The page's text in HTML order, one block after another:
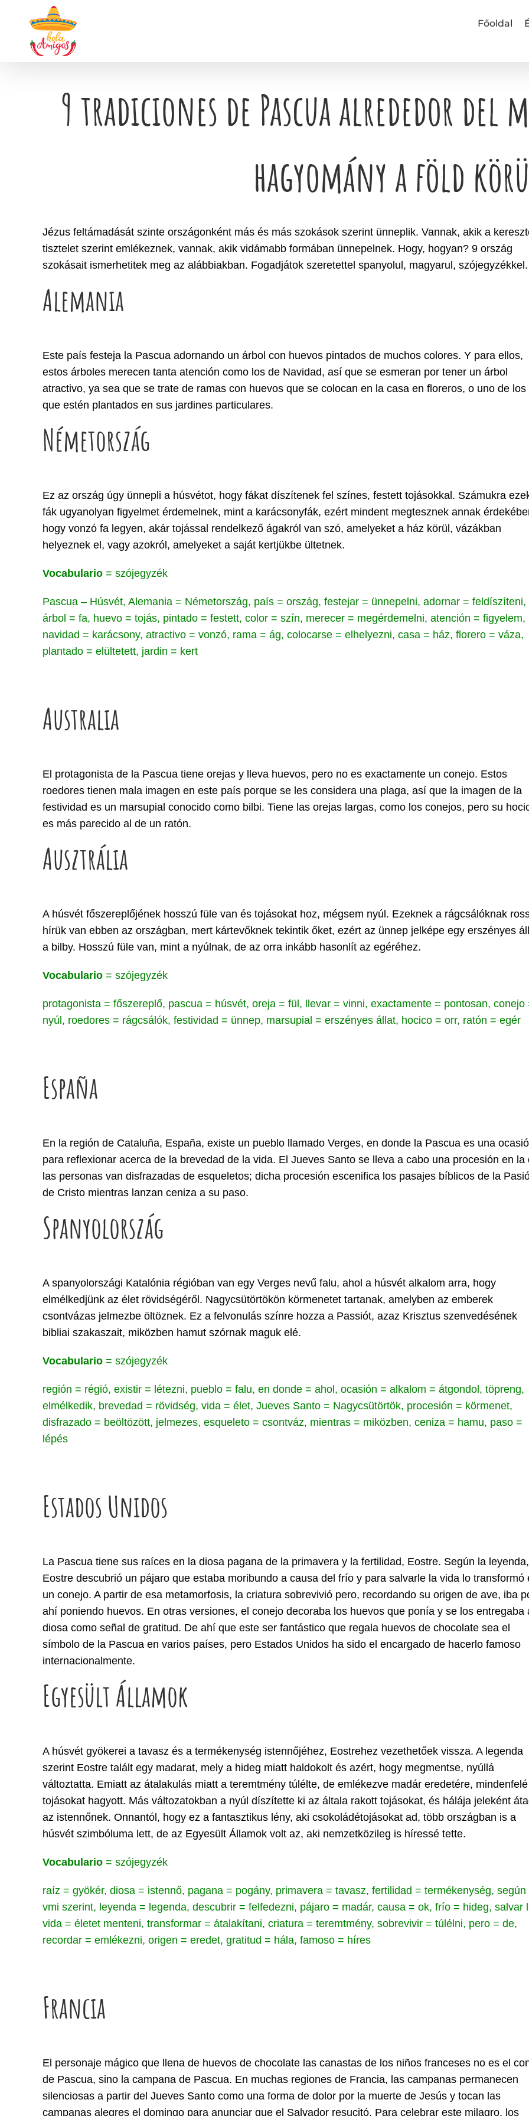
Főoldal
9 tradiciones de Pascua alrededor del
hagyomány a föld
Jézus feltámadását szinte országonként más és más szokások szerint ünneplik. Vannak, akik a
tisztelet szerint emlékeznek, vannak, akik vidámabb formában ünnepelnek. Hogy, hogyan? 9 ország
szokásait ismerhetitek meg az alábbiakban. Fogadjátok szeretettel spanyolul, magyarul, szójegyzékkel.
Alemania
Este país festeja la Pascua adornando un árbol con huevos pintados de muchos colores. Y para ellos,
estos árboles merecen tanta atención como los de Navidad, así que se esmeran por tener un árbol
atractivo, ya sea que se trate de ramas con huevos que se colocan en la casa en floreros, o uno de los
que estén plantados en sus jardines particulares.
Németország
Ez az ország úgy ünnepli a húsvétot, hogy fákat díszítenek fel színes, festett tojásokkal. Számukra
fák ugyanolyan figyelmet érdemelnek, mint a karácsonyfák, ezért mindent megtesznek annak
hogy vonzó fa legyen, akár tojással rendelkező ágakról van szó, amelyeket a ház körül, vázákban
helyeznek el, vagy azokról, amelyeket a saját kertjükbe ültetnek.
Vocabulario = szójegyzék
Pascua – Húsvét, Alemania = Németország, país = ország, festejar = ünnepelni, adornar = feldíszíteni,
árbol = fa, huevo = tojás, pintado = festett, color = szín, merecer = megérdemelni, atención = figyelem,
navidad = karácsony, atractivo = vonzó, rama = ág, colocarse = elhelyezni, casa = ház, florero = váza,
plantado = elültetett, jardin = kert
Australia
El protagonista de la Pascua tiene orejas y lleva huevos, pero no es exactamente un conejo. Estos
roedores tienen mala imagen en este país porque se les considera una plaga, así que la imagen de la
festividad es un marsupial conocido como bilbi. Tiene las orejas largas, como los conejos, pero su
es más parecido al de un ratón.
Ausztrália
A húsvét főszereplőjének hosszú füle van és tojásokat hoz, mégsem nyúl. Ezeknek a rágcsálóknak
hírük van ebben az országban, mert kártevőknek tekintik őket, ezért az ünnep jelképe egy erszényes
a bilby. Hosszú füle van, mint a nyúlnak, de az orra inkább hasonlít az egéréhez.
Vocabulario = szójegyzék
protagonista = főszereplő, pascua = húsvét, oreja = fül, llevar = vinni, exactamente = pontosan, conejo
nyúl, roedores = rágcsálók, festividad = ünnep, marsupial = erszényes állat, hocico = orr, ratón = egér
España
En la región de Cataluña, España, existe un pueblo llamado Verges, en donde la Pascua es una
para reflexionar acerca de la brevedad de la vida. El Jueves Santo se lleva a cabo una procesión en la
las personas van disfrazadas de esqueletos; dicha procesión escenifica los pasajes bíblicos de la
de Cristo mientras lanzan ceniza a su paso.
Spanyolország
A spanyolországi Katalónia régióban van egy Verges nevű falu, ahol a húsvét alkalom arra, hogy
elmélkedjünk az élet rövidségéről. Nagycsütörtökön körmenetet tartanak, amelyben az emberek
csontvázas jelmezbe öltöznek. Ez a felvonulás színre hozza a Passiót, azaz Krisztus szenvedésének
bibliai szakaszait, miközben hamut szórnak maguk elé.
Vocabulario = szójegyzék
región = régió, existir = létezni, pueblo = falu, en donde = ahol, ocasión = alkalom = átgondol, töpreng,
elmélkedik, brevedad = rövidség, vida = élet, Jueves Santo = Nagycsütörtök, procesión = körmenet,
disfrazado = beöltözött, jelmezes, esqueleto = csontváz, mientras = miközben, ceniza = hamu, paso =
lépés
Estados Unidos
La Pascua tiene sus raíces en la diosa pagana de la primavera y la fertilidad, Eostre. Según la leyenda,
Eostre descubrió un pájaro que estaba moribundo a causa del frío y para salvarle la vida lo transformó
un conejo. A partir de esa metamorfosis, la criatura sobrevivió pero, recordando su origen de ave, iba
ahí poniendo huevos. En otras versiones, el conejo decoraba los huevos que ponía y se los entregaba
diosa como señal de gratitud. De ahí que este ser fantástico que regala huevos de chocolate sea el
símbolo de la Pascua en varios países, pero Estados Unidos ha sido el encargado de hacerlo famoso
internacionalmente.
Egyesült Államok
A húsvét gyökerei a tavasz és a termékenység istennőjéhez, Eostrehez vezethetőek vissza. A legenda
szerint Eostre talált egy madarat, mely a hideg miatt haldokolt és azért, hogy megmentse, nyúllá
változtatta. Emiatt az átalakulás miatt a teremtmény túlélte, de emlékezve madár eredetére, mindenfelé
tojásokat hagyott. Más változatokban a nyúl díszítette ki az általa rakott tojásokat, és hálája jeleként
az istennőnek. Onnantól, hogy ez a fantasztikus lény, aki csokoládétojásokat ad, több országban is a
húsvét szimbóluma lett, de az Egyesült Államok volt az, aki nemzetközileg is híressé tette.
Vocabulario = szójegyzék
raíz = gyökér, diosa = istennő, pagana = pogány, primavera = tavasz, fertilidad = termékenység, según
vmi szerint, leyenda = legenda, descubrir = felfedezni, pájaro = madár, causa = ok, frío = hideg, salvar
vida = életet menteni, transformar = átalakítani, criatura = teremtmény, sobrevivir = túlélni, pero = de,
recordar = emlékezni, origen = eredet, gratitud = hála, famoso = híres
Francia
El personaje mágico que llena de huevos de chocolate las canastas de los niños franceses no es el
de Pascua, sino la campana de Pascua. En muchas regiones de Francia, las campanas permanecen
silenciosas a partir del Jueves Santo como una forma de dolor por la muerte de Jesús y tocan las
campanas alegres el domingo para anunciar que el Salvador resucitó. Para celebrar este milagro, los